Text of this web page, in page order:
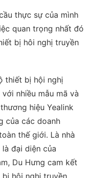
thực sự của mình
quan trọng nhất đó
bị hôi nghị truyền
thiết bị hội nghị
nhiều mẫu mã và
hiệu Yealink
của các doanh
thế giới. Là nhà
đại diện của
Du Hưng cam kết
hội nghị truyền